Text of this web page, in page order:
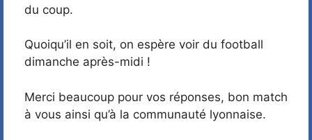
du coup.
Quoiqu’il en soit, on espère voir du football
dimanche après-midi !
Merci beaucoup pour vos réponses, bon match
à vous ainsi qu’à la communauté lyonnaise.